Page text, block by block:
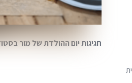
חגיגות יום ההולדת של מור